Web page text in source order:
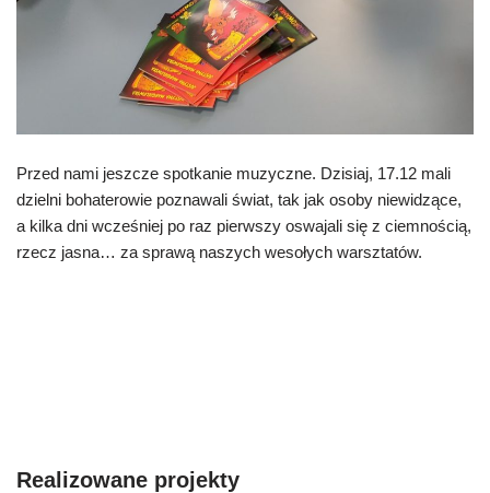
Przed nami jeszcze spotkanie muzyczne. Dzisiaj, 17.12 mali
dzielni bohaterowie poznawali świat, tak jak osoby niewidzące,
a kilka dni wcześniej po raz pierwszy oswajali się z ciemnością,
rzecz jasna… za sprawą naszych wesołych warsztatów.
Realizowane projekty